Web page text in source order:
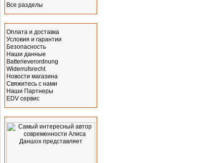
Все разделы
Оплата и доставка
Условия и гарантии
Безопасность
Наши данные
Batterieverordnung
Widerrufsrecht
Новости магазина
Свяжитесь с нами
Наши Партнеры
EDV сервис